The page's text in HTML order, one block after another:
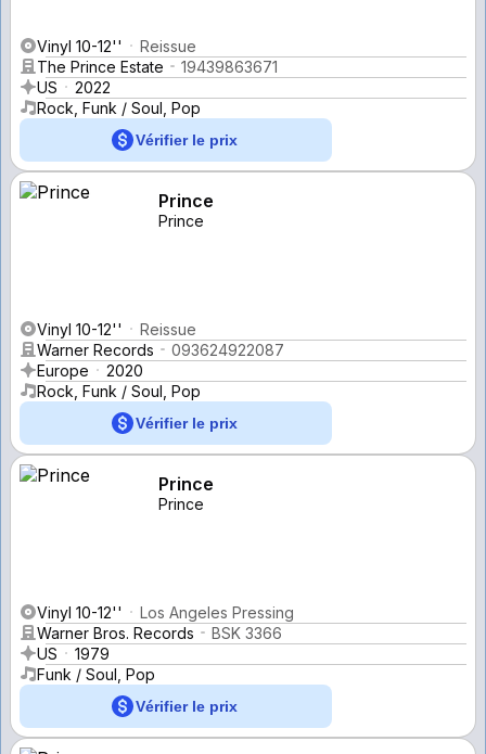
Vinyl 10-12''
Reissue
The Prince Estate
19439863671
US
2022
Rock, Funk / Soul, Pop
Vérifier le prix
Prince
Prince
Vinyl 10-12''
Reissue
Warner Records
093624922087
Europe
2020
Rock, Funk / Soul, Pop
Vérifier le prix
Prince
Prince
Vinyl 10-12''
Los Angeles Pressing
Warner Bros. Records
BSK 3366
US
1979
Funk / Soul, Pop
Vérifier le prix